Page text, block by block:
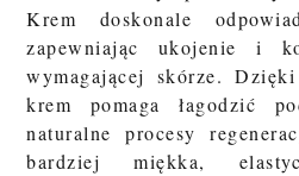
Krem doskonale
zapewniając ukojenie i
wymagającej skórze.
krem pomaga łagodzić
naturalne procesy
bardziej miękka,